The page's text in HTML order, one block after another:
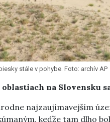
stále v pohybe. Foto: archív AP
na Slovensku
najzaujímavejším
keďže tam dlho